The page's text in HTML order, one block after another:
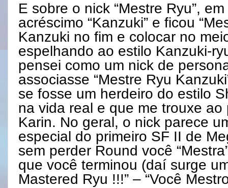
E sobre o nick “Mestre Ryu”,
acréscimo “Kanzuki” e ficou
Kanzuki no fim e colocar no
espelhando ao estilo Kanzuki-
pensei como um nick de
associasse “Mestre Ryu
se fosse um herdeiro do estilo
na vida real e que me trouxe
Karin. No geral, o nick parece
especial do primeiro SF II de
sem perder Round você
que você terminou (daí surge
Mastered Ryu !!!” – “Você